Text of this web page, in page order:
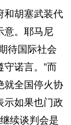
胡塞武装代
意。耶马尼
待国际社会
诺言。”而
就全国停火协
示如果也门政
续谈判会是